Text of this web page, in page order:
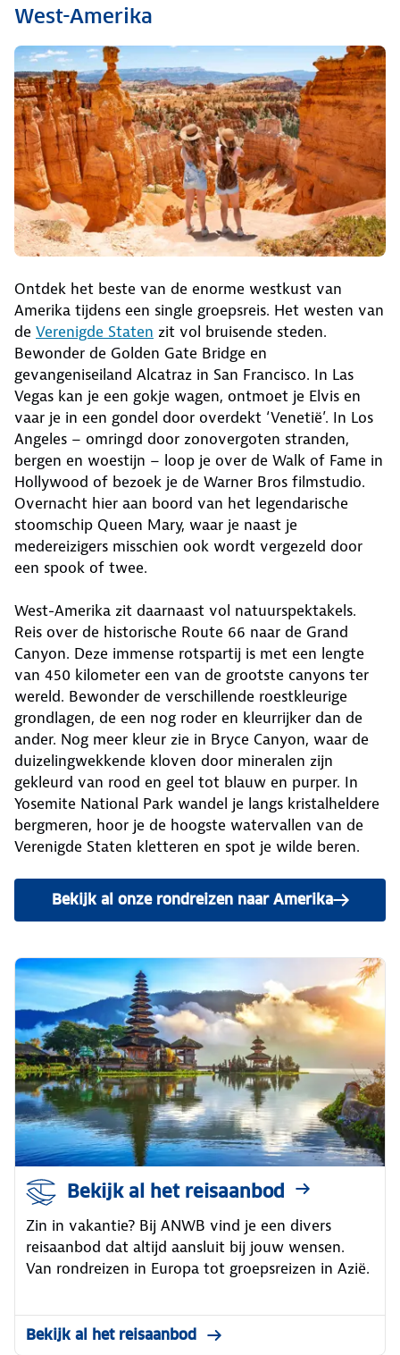
West-Amerika
Ontdek het beste van de enorme westkust van
Amerika tijdens een single groepsreis. Het westen van
de Verenigde Staten zit vol bruisende steden.
Bewonder de Golden Gate Bridge en
gevangeniseiland Alcatraz in San Francisco. In Las
Vegas kan je een gokje wagen, ontmoet je Elvis en
vaar je in een gondel door overdekt ‘Venetië’. In Los
Angeles – omringd door zonovergoten stranden,
bergen en woestijn – loop je over de Walk of Fame in
Hollywood of bezoek je de Warner Bros filmstudio.
Overnacht hier aan boord van het legendarische
stoomschip Queen Mary, waar je naast je
medereizigers misschien ook wordt vergezeld door
een spook of twee.
West-Amerika zit daarnaast vol natuurspektakels.
Reis over de historische Route 66 naar de Grand
Canyon. Deze immense rotspartij is met een lengte
van 450 kilometer een van de grootste canyons ter
wereld. Bewonder de verschillende roestkleurige
grondlagen, de een nog roder en kleurrijker dan de
ander. Nog meer kleur zie in Bryce Canyon, waar de
duizelingwekkende kloven door mineralen zijn
gekleurd van rood en geel tot blauw en purper. In
Yosemite National Park wandel je langs kristalheldere
bergmeren, hoor je de hoogste watervallen van de
Verenigde Staten kletteren en spot je wilde beren.
Bekijk al onze rondreizen naar Amerika
Bekijk al het reisaanbod
Zin in vakantie? Bij ANWB vind je een divers
reisaanbod dat altijd aansluit bij jouw wensen.
Van rondreizen in Europa tot groepsreizen in Azië.
Bekijk al het reisaanbod